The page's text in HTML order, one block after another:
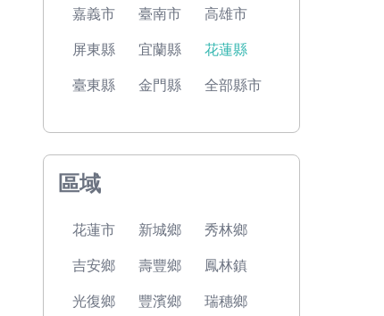
嘉義市 臺南市 高雄市
屏東縣 宜蘭縣 花蓮縣
臺東縣 金門縣 全部縣市
區域
花蓮市 新城鄉 秀林鄉
吉安鄉 壽豐鄉 鳳林鎮
光復鄉 豐濱鄉 瑞穗鄉